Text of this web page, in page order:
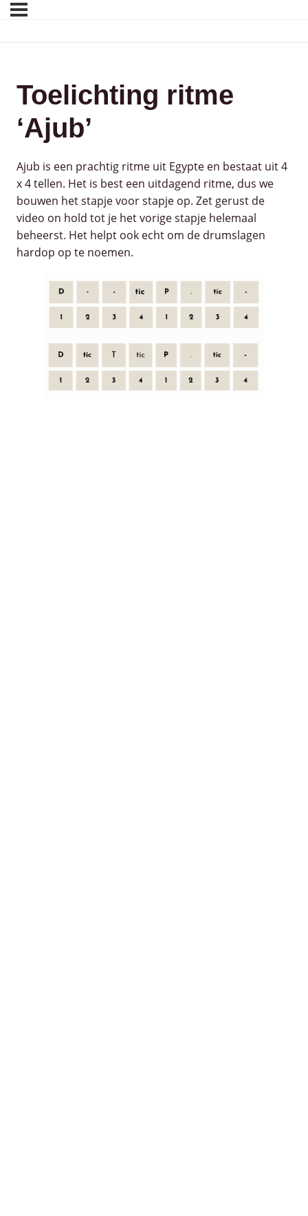
Toelichting ritme
‘Ajub’
Ajub is een prachtig ritme uit Egypte en bestaat uit 4
x 4 tellen. Het is best een uitdagend ritme, dus we
bouwen het stapje voor stapje op. Zet gerust de
video on hold tot je het vorige stapje helemaal
beheerst. Het helpt ook echt om de drumslagen
hardop op te noemen.